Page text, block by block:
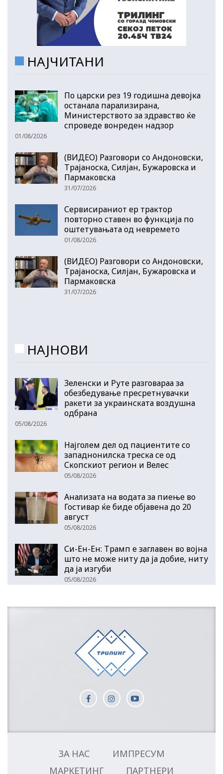
НАЈЧИТАНИ
По царски рез 19 годишна девојка
останала парализирана,
Министерството за здравство ќе
спроведе вонреден надзор
01/08/2026
(ВИДЕО) Разговори со Андоновски,
Трајаноска, Силјан, Бужаровска и
Пармаковска
31/07/2026
Сервисираниот ер трактор
повторно ставен во функција по
оштетувањата од невремето
01/08/2026
(ВИДЕО) Разговори со Андоновски,
Трајаноска, Силјан, Бужаровска и
Пармаковска
31/07/2026
НАЈНОВИ
Зеленски и Руте разговараа за
обезбедување пресретнувачки
ракети за украинската воздушна
одбрана
05/08/2026
Најголем дел од пациентите сo
западнонилска треска се од
Скопскиот регион и Велес
05/08/2026
Анализата на водата за пиење во
Гостивар ќе биде објавена до 20
август
05/08/2026
Си-Ен-Ен: Трамп е заглавен во војна
што не може ниту да ја добие, ниту
да ја изгуби
05/08/2026
ЗА НАС
ИМПРЕСУМ
МАРКЕТИНГ
ПАРТНЕРИ